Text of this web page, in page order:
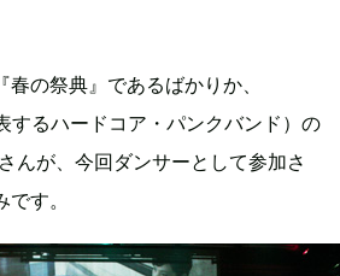
の祭典』であるばかりか、
するハードコア・パンクバンド）の
んが、今回ダンサーとして参加さ
す。